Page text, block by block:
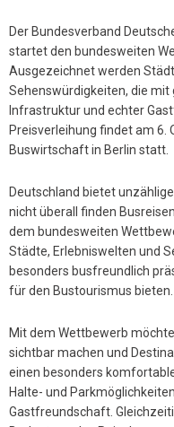
Der Bundesverband
startet den bundesweiten
Ausgezeichnet werden
Sehenswürdigkeiten, die
Infrastruktur und echter
Preisverleihung findet am 6.
Buswirtschaft in Berlin statt.
Deutschland bietet
nicht überall finden
dem bundesweiten
Städte, Erlebniswelten und
besonders busfreundlich
für den Bustourismus bieten.
Mit dem Wettbewerb
sichtbar machen und
einen besonders
Halte- und
Gastfreundschaft.